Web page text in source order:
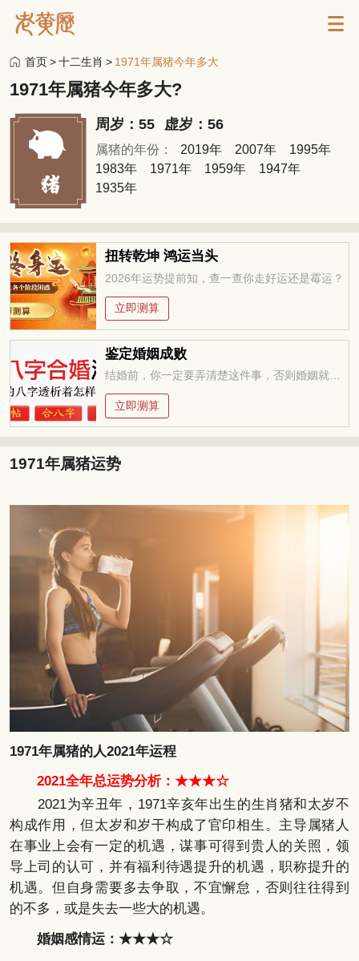
首页>十二生肖 > 1971年属猪今年多大
1971年属猪今年多大?
周岁：55 虚岁：56
属猪的年份： 2019年 2007年
1995年
1983年
1971年 1959年
1947年
1935年
扭转乾坤 鸿运当头
2026年运势提前知，查一查你走好运还是霉运？
立即测算
鉴定婚姻成败
立即测算
1971年属猪运势
1971年属猪的人2021年运程
2021全年总运势分析：★★★☆
2021为辛丑年，1971辛亥年出生的生肖猪和太岁不
构成作用，但太岁和岁干构成了官印相生。主导属猪人
在事业上会有一定的机遇，谋事可得到贵人的关照，领
导上司的认可，并有福利待遇提升的机遇，职称提升的
机遇。但自身需要多去争取，不宜懈怠，否则往往得到
的不多，或是失去一些大的机遇。
婚姻感情运：★★★☆